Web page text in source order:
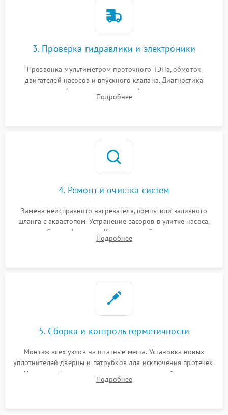
3. Проверка гидравлики и электроники
Прозвонка мультиметром проточного ТЭНа, обмоток
двигателей насосов и впускного клапана. Диагностика
прессостата (датчика уровня воды), датчика мутности,
концевика дверцы и электронного модуля управления.
Подробнее
4. Ремонт и очистка систем
Замена неисправного нагревателя, помпы или заливного
шланга с аквастопом. Устранение засоров в улитке насоса,
патрубках и фильтрах. Компонентный ремонт платы
управления, восстановление поврежденной проводки.
Подробнее
5. Сборка и контроль герметичности
Монтаж всех узлов на штатные места. Установка новых
уплотнителей дверцы и патрубков для исключения протечек.
Надежная фиксация хомутов гидравлической системы,
сборка корпуса и установка датчика поплавка.
Подробнее